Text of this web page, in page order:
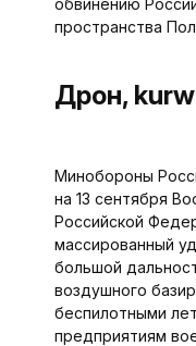
пространства
Дрон,
Минобороны
на 13 сентября
Российской
массированный
большой
воздушного
беспилотными
предприятиям